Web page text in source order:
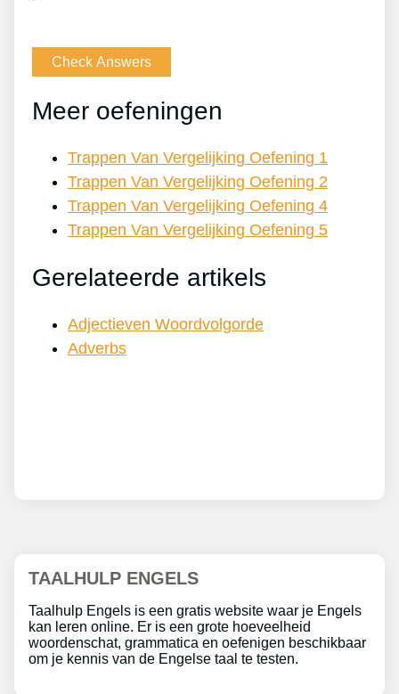
Meer oefeningen
Trappen Van Vergelijking Oefening 1
Trappen Van Vergelijking Oefening 2
Trappen Van Vergelijking Oefening 4
Trappen Van Vergelijking Oefening 5
Gerelateerde artikels
Adjectieven Woordvolgorde
Adverbs
TAALHULP ENGELS
Taalhulp Engels is een gratis website waar je Engels
kan leren online. Er is een grote hoeveelheid
woordenschat, grammatica en oefenigen beschikbaar
om je kennis van de Engelse taal te testen.